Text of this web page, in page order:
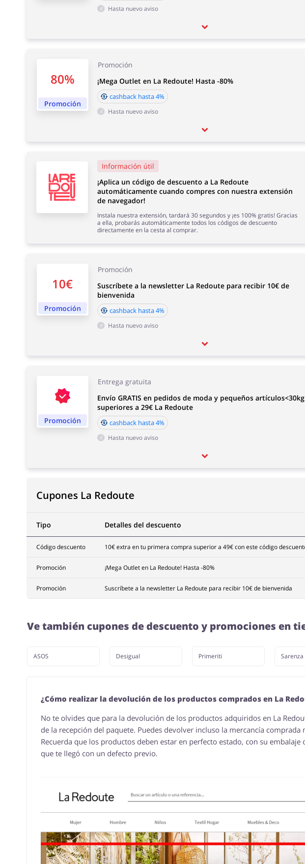
Hasta nuevo aviso
80%
Promoción
Promoción
¡Mega Outlet en La Redoute! Hasta -80%
cashback hasta 4%
Hasta nuevo aviso
10€
Promoción
Promoción
Suscríbete a la newsletter La Redoute para recibir 10€ de
bienvenida
cashback hasta 4%
Hasta nuevo aviso
Promoción
Entrega gratuita
Envío GRATIS en pedidos de moda y pequeños
superiores a 29€ La Redoute
cashback hasta 4%
Hasta nuevo aviso
Información útil
¡Aplica un código de descuento a La Redoute
automáticamente cuando compres con nuestra extensión
de navegador!
Instala nuestra extensión, tardará 30 segundos y ¡es 100% gratis! Gracias
a ella, probarás automáticamente todos los códigos de descuento
directamente en la cesta al comprar.
Cupones La Redoute
Tipo Detalles del descuento
Código descuento 10€ extra en tu primera compra superior a 49€ con este código
Promoción ¡Mega Outlet en La Redoute! Hasta -80%
Promoción Suscríbete a la newsletter La Redoute para recibir 10€ de bienvenida
Ve también cupones de descuento y promociones en
ASOS Desigual Primeriti Sarenza
¿Cómo realizar la devolución de los productos comprados en La
No te olvides que para la devolución de los productos adquiridos en La
de la recepción del paquete. Puedes devolver incluso la mercancía
Recuerda que los productos deben estar en perfecto estado, con su
que te llegó con un defecto previo.